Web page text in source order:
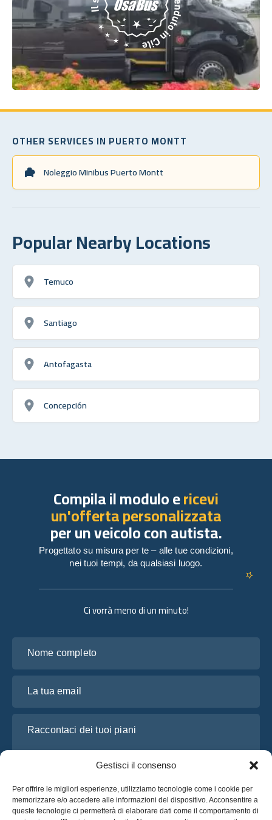
Gestisci il consenso
Per offrire le migliori esperienze, utilizziamo tecnologie come i cookie per
memorizzare e/o accedere alle informazioni del dispositivo. Acconsentire a
queste tecnologie ci permetterà di elaborare dati come il comportamento di
OTHER SERVICES IN PUERTO MONTT
Noleggio Minibus Puerto Montt
Popular Nearby Locations
Temuco
Santiago
Antofagasta
Concepción
Ci vorrà meno di un minuto!
Compila il modulo ericevi
un'offerta personalizzata
per un veicolo con autista.
Progettato su misura per te – alle tue condizioni,
nei tuoi tempi, da qualsiasi luogo.